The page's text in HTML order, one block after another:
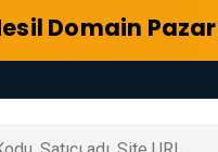
Domain